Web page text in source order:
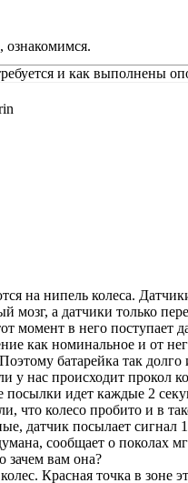
ознакомимся.
и как выполнены
на нипель колеса.
мозг, а датчики только
момент в него поступает
как номинальное и от
батарейка так
у нас происходит прокол
посылки идет каждые 2
что колесо пробито и в
датчик посылает
сообщает о поколах
зачем вам она?
Красная точка в зоне